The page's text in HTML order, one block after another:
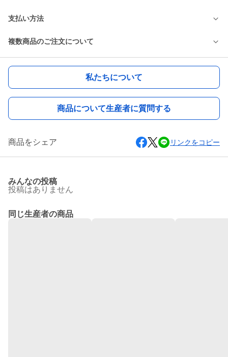
支払い方法
複数商品のご注文について
私たちについて
商品について生産者に質問する
商品をシェア リンクをコピー
みんなの投稿
投稿はありません
同じ生産者の商品